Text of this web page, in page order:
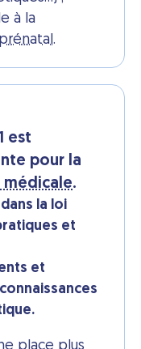
à la
.
est
pour la
.
la loi
et
et